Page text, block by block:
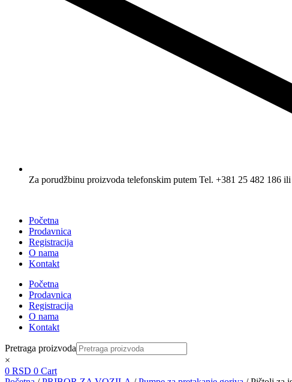
Za porudžbinu proizvoda telefonskim putem Tel. +381 25 482 186
Početna
Prodavnica
Registracija
O nama
Kontakt
Početna
Prodavnica
Registracija
O nama
Kontakt
Pretraga proizvoda
×
0 RSD 0 Cart